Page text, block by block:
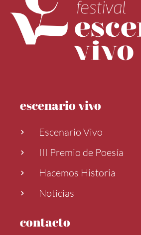
escenario vivo
Escenario Vivo
III Premio de Poesía
Hacemos Historia
Noticias
contacto